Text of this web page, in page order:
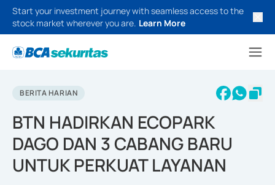
Start your investment journey with seamless access to the
stock market wherever you are. Learn More
BERITA HARIAN
BTN HADIRKAN ECOPARK
DAGO DAN 3 CABANG BARU
UNTUK PERKUAT LAYANAN